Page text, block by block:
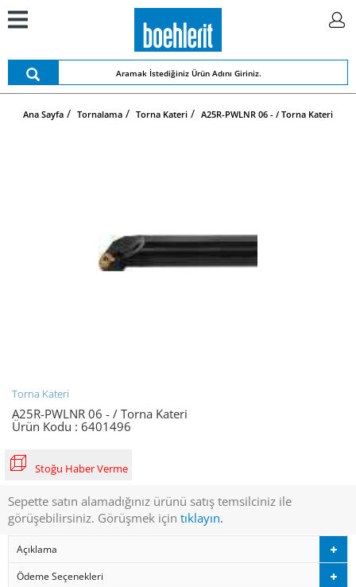
Ana Sayfa Tornalama Torna Kateri A25R-PWLNR 06 - / Torna Kateri
Torna Kateri
A25R-PWLNR 06 - / Torna Kateri
Ürün Kodu : 6401496
Stoğu Haber Verme
Sepette satın alamadığınız ürünü satış temsilciniz ile
görüşebilirsiniz. Görüşmek için tıklayın.
Açıklama
Ödeme Seçenekleri